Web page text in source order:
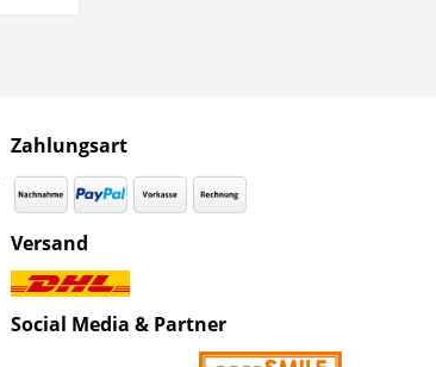
Zahlungsart
Versand
Social Media & Partner